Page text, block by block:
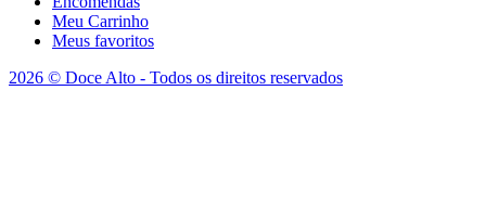
Meu Carrinho
Meus favoritos
2026 © Doce Alto - Todos os direitos reservados